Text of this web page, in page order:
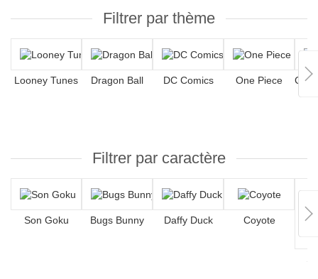
Filtrer par thème
Looney Tunes Dragon Ball DC Comics One Piece
Filtrer par caractère
Son Goku Bugs Bunny Daffy Duck Coyote